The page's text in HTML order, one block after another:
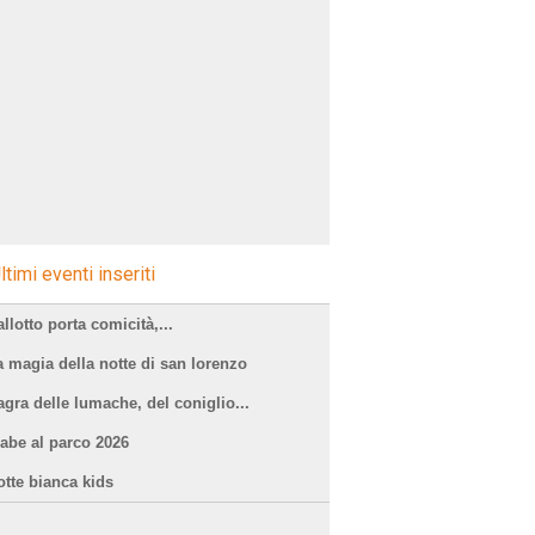
eventi inseriti
porta comicità,...
magia della notte di san lorenzo
delle lumache, del coniglio...
al parco 2026
bianca kids